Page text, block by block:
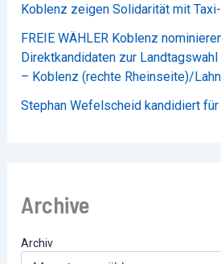
Koblenz zeigen Solidarität mit
FREIE WÄHLER Koblenz
Direktkandidaten zur
– Koblenz (rechte Rheinseite)/
Stephan Wefelscheid kandidiert
Archive
Archiv